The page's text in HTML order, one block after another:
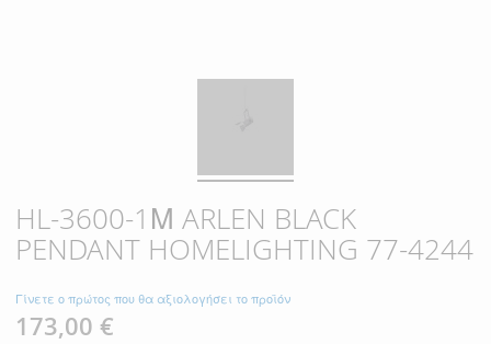
HL-3600-1Μ ARLEN BLACK
PENDANT HOMELIGHTING 77-4244
Γίνετε ο πρώτος που θα αξιολογήσει το προϊόν
Ειδική
173,00 €